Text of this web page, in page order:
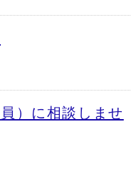
）に相談しませ